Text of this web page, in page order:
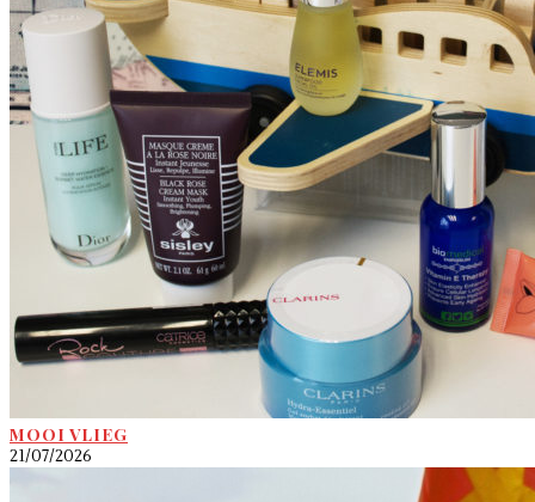
MOOI VLIEG
21/07/2026